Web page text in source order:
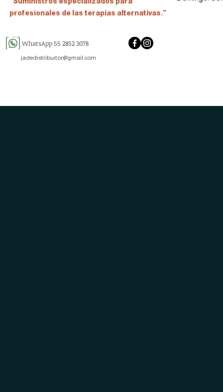
profesionales de las terapias alternativas."
WhatsApp 55 2852 3078
jadedistribuitor@gmail.com